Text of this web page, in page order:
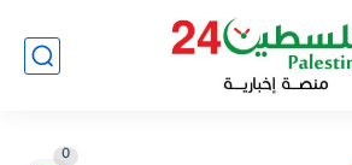
0